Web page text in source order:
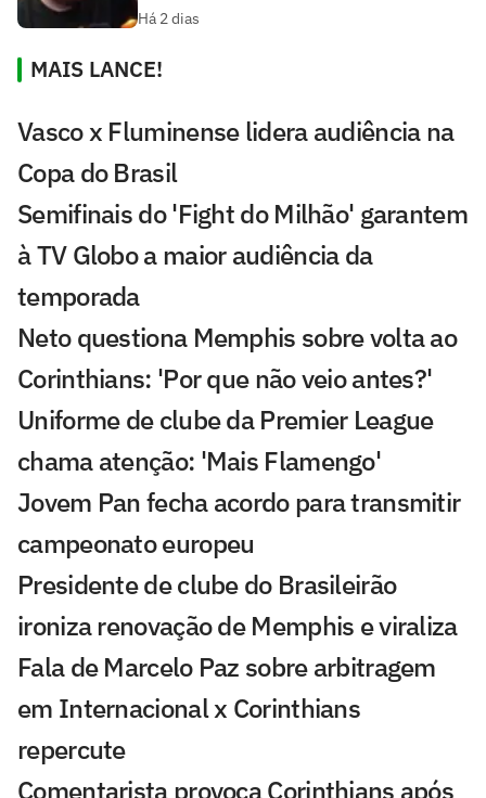
Há 2 dias
MAIS LANCE!
Vasco x Fluminense lidera audiência na
Copa do Brasil
Semifinais do 'Fight do Milhão' garantem
à TV Globo a maior audiência da
temporada
Neto questiona Memphis sobre volta ao
Corinthians: 'Por que não veio antes?'
Uniforme de clube da Premier League
chama atenção: 'Mais Flamengo'
Jovem Pan fecha acordo para transmitir
campeonato europeu
Presidente de clube do Brasileirão
ironiza renovação de Memphis e viraliza
Fala de Marcelo Paz sobre arbitragem
em Internacional x Corinthians
repercute
Comentarista provoca Corinthians após